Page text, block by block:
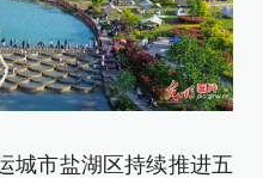
城市盐湖区持续推进五